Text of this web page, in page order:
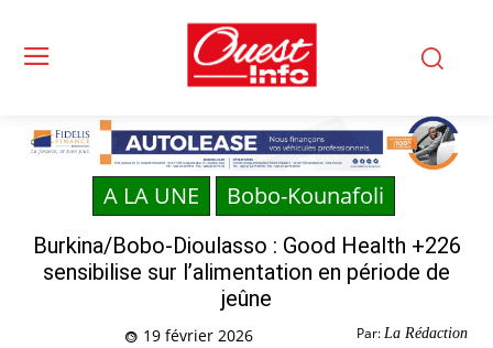
A LA UNE Bobo-Kounafoli
Burkina/Bobo-Dioulasso : Good Health +226
sensibilise sur l’alimentation en période de
jeûne
Par: La Rédaction
19 février 2026